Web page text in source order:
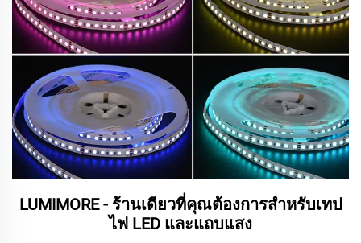
LUMIMORE - ร้านเดียวที่คุณต้องการสำหรับเทป
ไฟ LED และแถบแสง